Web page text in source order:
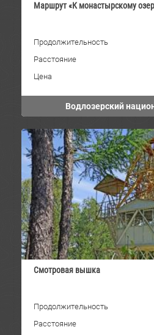
Маршрут «К монастырскому
Продолжительность
Расстояние
Цена
Водлозерский
Смотровая вышка
Продолжительность
Расстояние